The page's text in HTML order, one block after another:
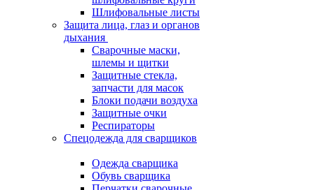
Шлифовальные листы
Защита лица, глаз и органов
дыхания
Сварочные маски,
шлемы и щитки
Защитные стекла,
запчасти для масок
Блоки подачи воздуха
Защитные очки
Респираторы
Спецодежда для сварщиков
Одежда сварщика
Обувь сварщика